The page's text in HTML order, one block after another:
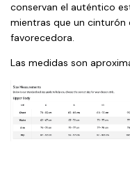
conservan el auténtico
mientras que un cinturón
favorecedora.
Las medidas son